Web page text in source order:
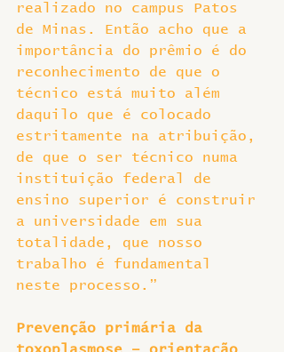
realizado no campus Patos
de Minas. Então acho que a
importância do prêmio é do
reconhecimento de que o
técnico está muito além
daquilo que é colocado
estritamente na atribuição,
de que o ser técnico numa
instituição federal de
ensino superior é construir
a universidade em sua
totalidade, que nosso
trabalho é fundamental
neste processo.”
Prevenção primária da